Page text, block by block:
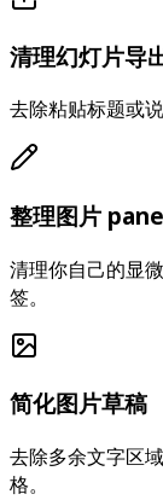
清理幻灯片导
去除粘贴标题或
整理图片
清理你自己的显
签。
简化图片草稿
去除多余文字区
格。